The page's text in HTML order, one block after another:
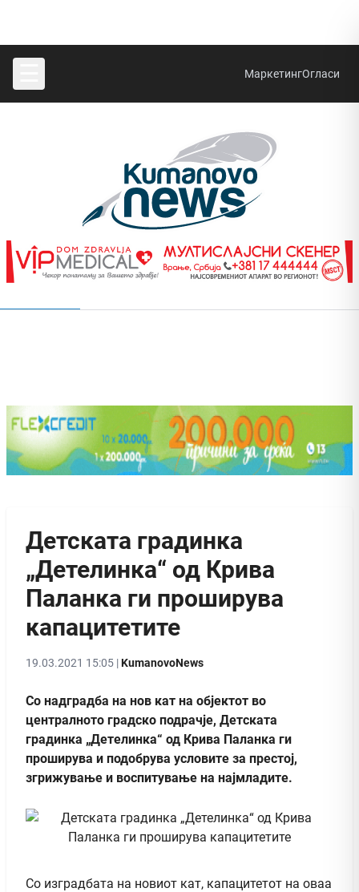
МаркетингОгласи
Детската градинка
„Детелинка“ од Крива
Паланка ги проширува
капацитетите
19.03.2021 15:05 |KumanovoNews
Со надградба на нов кат на објектот во
централното градско подрачје, Детската
градинка „Детелинка“ од Крива Паланка ги
проширува и подобрува условите за престој,
згрижување и воспитување на најмладите.
Со изградбата на новиот кат, капацитетот на оваа